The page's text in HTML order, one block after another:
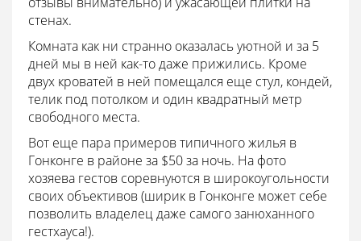
стенах.
Комната как ни странно оказалась уютной и за 5
дней мы в ней как-то даже прижились. Кроме
двух кроватей в ней помещался еще стул, кондей,
телик под потолком и один квадратный метр
свободного места.
Вот еще пара примеров типичного жилья в
Гонконге в районе за $50 за ночь. На фото
хозяева гестов соревнуются в широкоугольности
своих объективов (ширик в Гонконге может себе
позволить владелец даже самого занюханного
гестхауса!).